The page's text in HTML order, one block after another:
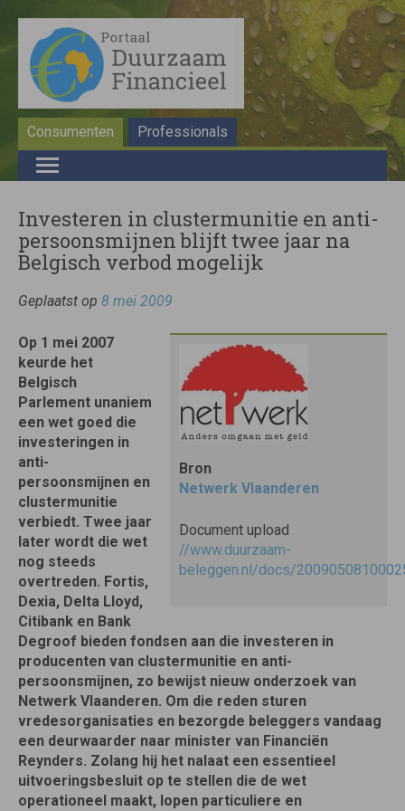
Consumenten Professionals
Investeren in clustermunitie en anti-
persoonsmijnen blijft twee jaar na
Belgisch verbod mogelijk
Geplaatst op 8 mei 2009
Bron
Netwerk Vlaanderen
Document upload
//www.duurzaam-
beleggen.nl/docs/
Op 1 mei 2007
keurde het
Belgisch
Parlement unaniem
een wet goed die
investeringen in
anti-
persoonsmijnen en
clustermunitie
verbiedt. Twee jaar
later wordt die wet
nog steeds
overtreden. Fortis,
Dexia, Delta Lloyd,
Citibank en Bank
Degroof bieden fondsen aan die investeren in
producenten van clustermunitie en anti-
persoonsmijnen, zo bewijst nieuw onderzoek van
Netwerk Vlaanderen. Om die reden sturen
vredesorganisaties en bezorgde beleggers vandaag
een deurwaarder naar minister van Financiën
Reynders. Zolang hij het nalaat een essentieel
uitvoeringsbesluit op te stellen die de wet
operationeel maakt, lopen particuliere en